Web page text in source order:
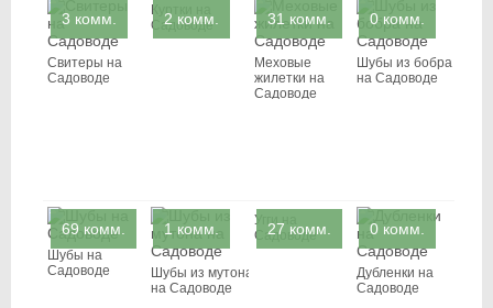
3 комм.
Свитеры на
Садоводе
2 комм.
Куртки на
Садоводе
31 комм.
Меховые
жилетки на
Садоводе
0 комм.
Шубы из бобра
на Садоводе
69 комм.
Шубы на
Садоводе
1 комм.
Шубы из мутона
на Садоводе
27 комм.
Угги на
Садоводе
0 комм.
Дубленки на
Садоводе